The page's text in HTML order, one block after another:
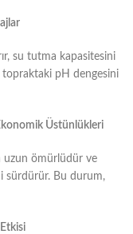
su tutma kapasitesini
topraktaki pH dengesini
Üstünlükleri
uzun ömürlüdür ve
sürdürür. Bu durum,